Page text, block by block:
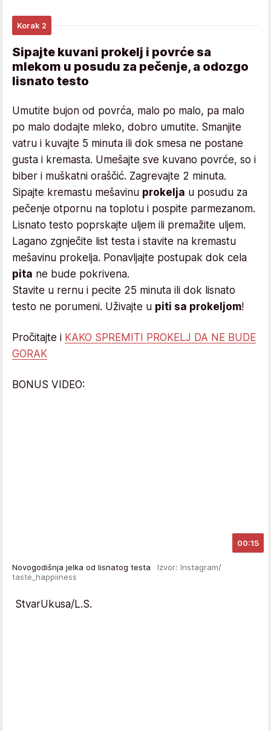
Korak 2
Sipajte kuvani prokelj i povrće sa
mlekom u posudu za pečenje, a odozgo
lisnato testo
Umutite bujon od povrća, malo po malo, pa malo
po malo dodajte mleko, dobro umutite. Smanjite
vatru i kuvajte 5 minuta ili dok smesa ne postane
gusta i kremasta. Umešajte sve kuvano povrće, so i
biber i muškatni oraščić. Zagrevajte 2 minuta.
Sipajte kremastu mešavinu prokelja u posudu za
pečenje otpornu na toplotu i pospite parmezanom.
Lisnato testo poprskajte uljem ili premažite uljem.
Lagano zgnječite list testa i stavite na kremastu
mešavinu prokelja. Ponavljajte postupak dok cela
pita ne bude pokrivena.
Stavite u rernu i pecite 25 minuta ili dok lisnato
testo ne porumeni. Uživajte u piti sa prokeljom!
Pročitajte i KAKO SPREMITI PROKELJ DA NE BUDE
GORAK
BONUS VIDEO:
00:15
Novogodišnja jelka od lisnatog testa Izvor: Instagram/
taste_happiiness
StvarUkusa/L.S.